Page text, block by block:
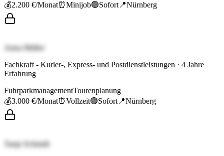
💰2.200 €/Monat⏰Minijob🟢Sofort 📍Nürnberg
Anna Müller
Fachkraft - Kurier-, Express- und Postdienstleistungen · 4 Jahre
Erfahrung
FuhrparkmanagementTourenplanung
💰3.000 €/Monat⏰Vollzeit🟢Sofort 📍Nürnberg
Tanja Schmidt